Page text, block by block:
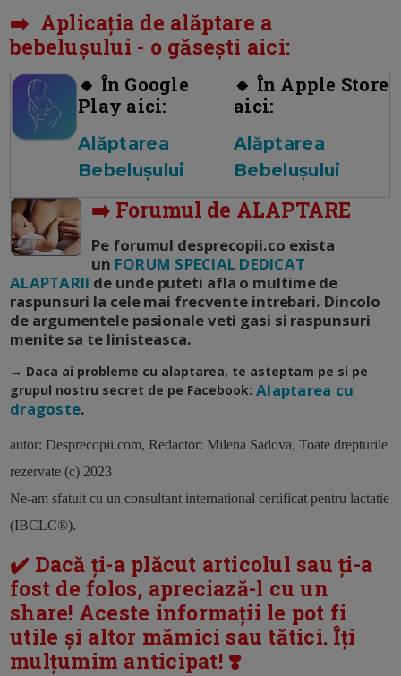
➡️ Aplicația de alăptare a
bebelușului - o găsești aici:
🔸 În Google
Play aici:
Alăptarea
Bebelușului
🔸 În Apple Store
aici:
Alăptarea
Bebelușului
➡️ Forumul de ALAPTARE
Pe forumul desprecopii.co exista
un FORUM SPECIAL DEDICAT
ALAPTARII de unde puteti afla o multime de
raspunsuri la cele mai frecvente intrebari. Dincolo
de argumentele pasionale veti gasi si raspunsuri
menite sa te linisteasca.
→ Daca ai probleme cu alaptarea, te asteptam pe si pe
grupul nostru secret de pe Facebook: Alaptarea cu
dragoste.
autor: Desprecopii.com, Redactor: Milena Sadova, Toate drepturile
rezervate (c) 2023
Ne-am sfatuit cu un consultant international certificat pentru lactatie
(IBCLC®).
✔️ Dacă ți-a plăcut articolul sau ți-a
fost de folos, apreciază-l cu un
share! Aceste informații le pot fi
utile și altor mămici sau tătici. Îți
mulțumim anticipat! ❣️